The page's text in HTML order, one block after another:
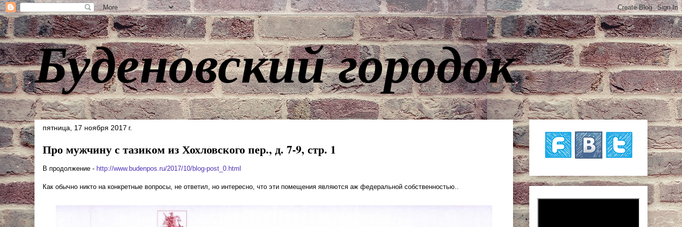
Буденовский городок
пятница, 17 ноября 2017 г.
Про мужчину с тазиком из Хохловского пер., д. 7-9, стр. 1
В продолжение - http://www.budenpos.ru/2017/10/blog-post_0.html
Как обычно никто на конкретные вопросы, не ответил, но интересно, что эти помещения являются аж федеральной собственностью..